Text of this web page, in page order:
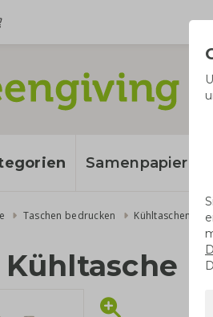
Samenpapier
Taschen bedrucken Kühltaschen